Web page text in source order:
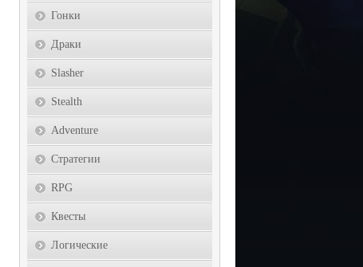
Гонки
Драки
Slasher
Stealth
Adventure
Стратегии
RPG
Квесты
Логические